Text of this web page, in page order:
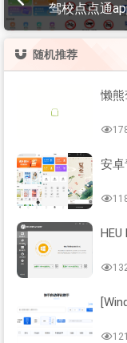
驾校点点通
随机推荐
懒熊
安卓